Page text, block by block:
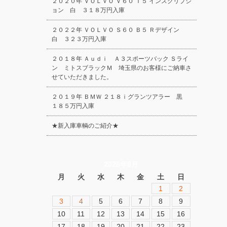
ョン 白 ３１８万円入庫
２０２２年 ＶＯＬＶＯ Ｓ６０ Ｂ５ Ｒデザイン
白 ３２３万円入庫
２０１８年 Ａｕｄｉ Ａ３スポーツバック Ｓライ
ン ミトスブラックＭ 埼玉県のお客様にご納車さ
せていただきました。
２０１９年 ＢＭＷ ２１８ｉグランツアラー 黒
１８５万円入庫
★新入庫車輌のご紹介★
月
火 水 木 金 土
日
1
2
3
4 5 6 7 8
9
10
11 12 13 14 15
16